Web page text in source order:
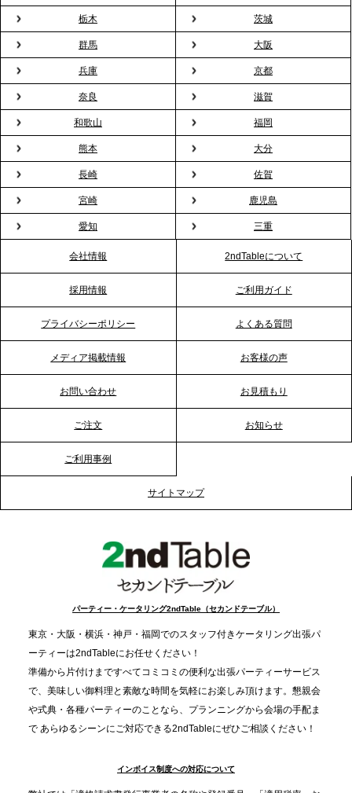
用が前年比4倍に急増。オフィスに桜が届く福利厚生
の新定番
2026.2.13
プレスリリースのご案内｜オフィスが「１日限定の
バー」に！福利厚生・社内交流を格上げする《出張
バーテンダー》サービスを開始
2026.1.26
プレスリリースのご案内｜もう「義理チョコ」で悩
まない。職場のバレンタインをケータリングで“福利
厚生”化。採用にも効く新スタイルを提案
2026.1.23
RKB毎日放送「RKB NEWS」で、2ndTable「恵方
巻きケータリング」が紹介されました
2026.1.20
る？「恵方巻きケータリング」で、社内コミュニケ
ーションを活性化
2025.12.12
事提供を実施へ
TBS「Nスタ」で、2ndTable「1DISH」が紹介され
2025.11.21
プレスリリースのご案内｜忘年会は“移動時間ゼロ
分”の時代へ。法人注文が前年比5倍に伸びた「宅配
オードブル」が提案する、新しい乾杯文化
栃木 茨城
群馬 大阪
兵庫 京都
奈良 滋賀
和歌山 福岡
熊本 大分
長崎 佐賀
宮崎 鹿児島
愛知 三重
会社情報 2ndTableについて
採用情報 ご利用ガイド
プライバシーポリシー よくある質問
メディア掲載情報 お客様の声
お問い合わせ お見積もり
ご注文 お知らせ
ご利用事例
サイトマップ
パーティー・ケータリング2ndTable（セカンドテーブル）
東京・大阪・横浜・神戸・福岡でのスタッフ付きケータリング出張パ
ーティーは2ndTableにお任せください！
準備から片付けまですべてコミコミの便利な出張パーティーサービス
で、美味しい御料理と素敵な時間を気軽にお楽しみ頂けます。懇親会
や式典・各種パーティーのことなら、プランニングから会場の手配ま
で あらゆるシーンにご対応できる2ndTableにぜひご相談ください！
インボイス制度への対応について